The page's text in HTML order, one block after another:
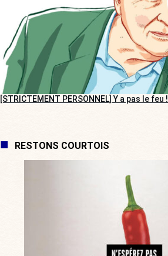
[STRICTEMENT PERSONNEL] Y a pas le feu !
RESTONS COURTOIS